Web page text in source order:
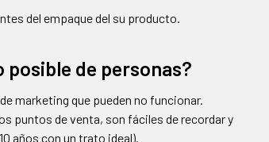
del empaque del su producto.
posible de personas?
marketing que pueden no funcionar.
puntos de venta, son fáciles de recordar y
años con un trato ideal).